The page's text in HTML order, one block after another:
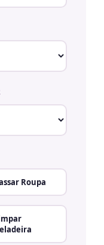
Roupa